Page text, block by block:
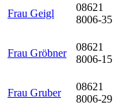
Frau Geigl
08621
8006-35
Frau Gröbner
08621
8006-15
Frau Gruber
08621
8006-29